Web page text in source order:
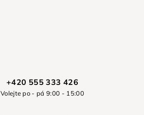
+420 555 333 426
Volejte po - pá 9:00 - 15:00